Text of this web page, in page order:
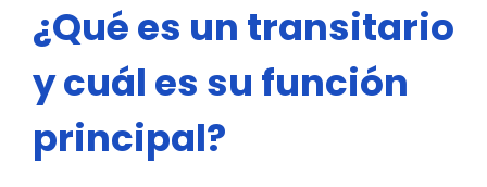
¿Qué es un transitario
y cuál es su función
principal?